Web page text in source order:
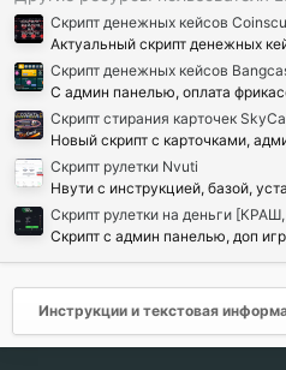
Скрипт денежных кейсов
Актуальный скрипт денежных
Скрипт денежных кейсов
С админ панелью, оплата
Скрипт стирания карточек
Новый скрипт с карточками,
Скрипт рулетки Nvuti
Нвути с инструкцией, базой,
Скрипт рулетки на деньги
Скрипт с админ панелью, доп
Инструкции и текстовая